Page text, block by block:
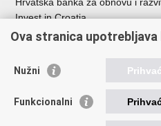
Invest in Croatia
Europska banka za obnovu i
Središnja agencija za
Institucije i javne
Ministarstva
Ova stranica
Nužni
Funkcionalni